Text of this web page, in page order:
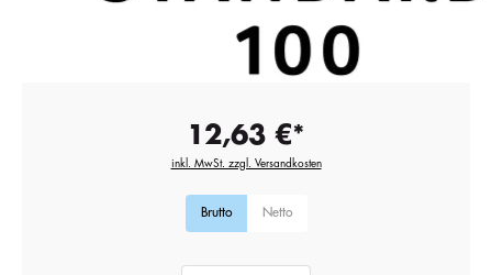
12,63 €*
inkl. MwSt. zzgl. Versandkosten
Brutto Netto